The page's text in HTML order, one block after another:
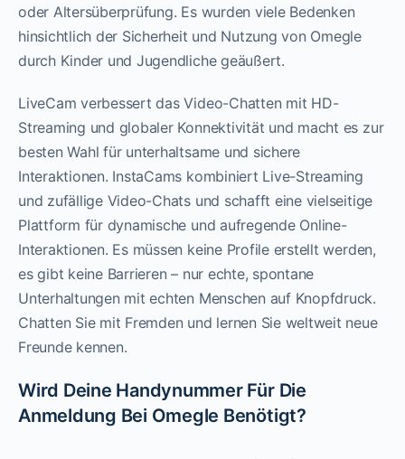
oder Altersüberprüfung. Es wurden viele Bedenken
hinsichtlich der Sicherheit und Nutzung von Omegle
durch Kinder und Jugendliche geäußert.
LiveCam verbessert das Video-Chatten mit HD-
Streaming und globaler Konnektivität und macht es zur
besten Wahl für unterhaltsame und sichere
Interaktionen. InstaCams kombiniert Live-Streaming
und zufällige Video-Chats und schafft eine vielseitige
Plattform für dynamische und aufregende Online-
Interaktionen. Es müssen keine Profile erstellt werden,
es gibt keine Barrieren – nur echte, spontane
Unterhaltungen mit echten Menschen auf Knopfdruck.
Chatten Sie mit Fremden und lernen Sie weltweit neue
Freunde kennen.
Wird Deine Handynummer Für Die
Anmeldung Bei Omegle Benötigt?